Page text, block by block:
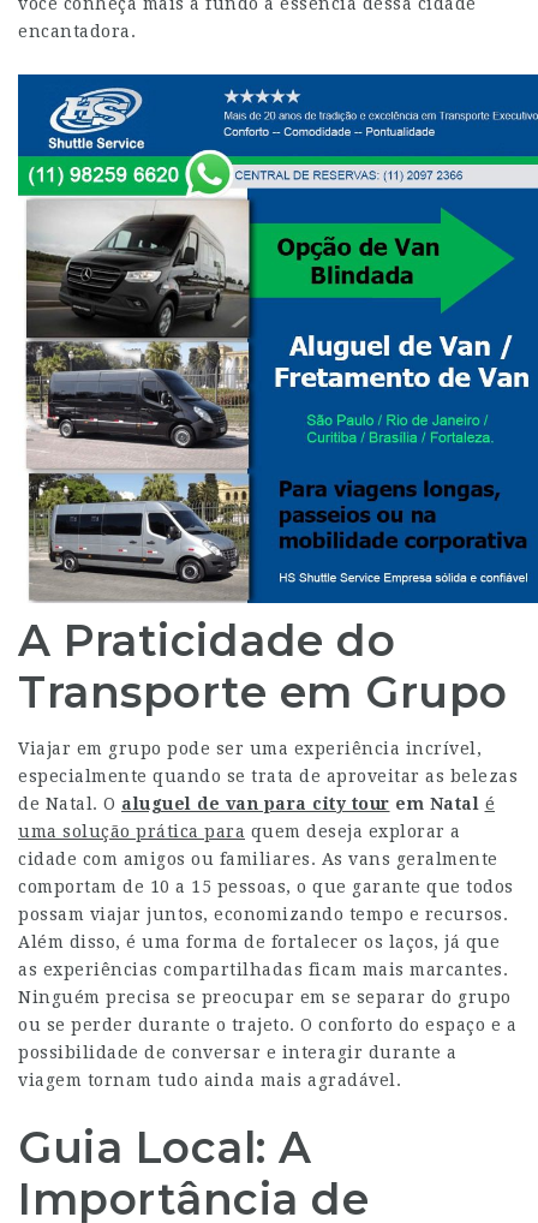
encantadora.
A Praticidade do
Transporte em Grupo
Viajar em grupo pode ser uma experiência incrível,
especialmente quando se trata de aproveitar as belezas
de Natal. O aluguel de van para city tour em Natal é
uma solução prática para quem deseja explorar a
cidade com amigos ou familiares. As vans geralmente
comportam de 10 a 15 pessoas, o que garante que todos
possam viajar juntos, economizando tempo e recursos.
Além disso, é uma forma de fortalecer os laços, já que
as experiências compartilhadas ficam mais marcantes.
Ninguém precisa se preocupar em se separar do grupo
ou se perder durante o trajeto. O conforto do espaço e a
possibilidade de conversar e interagir durante a
viagem tornam tudo ainda mais agradável.
Guia Local: A
Importância de